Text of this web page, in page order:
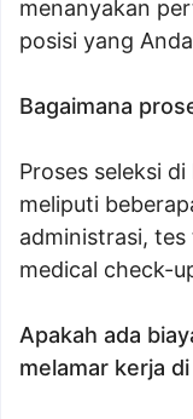
menanyakan
posisi yang
Bagaimana
Proses seleksi
meliputi
administrasi,
medical check-
Apakah ada
melamar kerja